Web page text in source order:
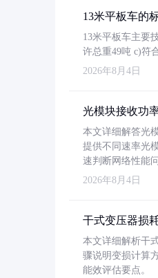
13米平板车的
13米平板车主要
许总重49吨 c)符
2026年8月4日
光模块接收功
本文详细解答光
提供不同速率光
速判断网络性能问
2026年8月4日
干式变压器损
本文详细解析干
骤说明变损计算
能效评估要点。